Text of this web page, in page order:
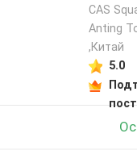
CAS
Anting
,Китай
5.0